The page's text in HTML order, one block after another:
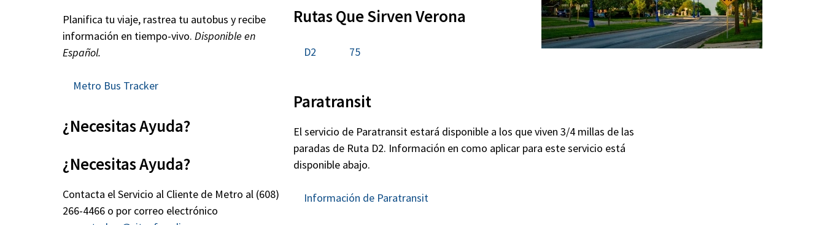
Rutas Que Sirven Verona
D2 75
Paratransit
El servicio de Paratransit estará disponible a los que viven 3/4 millas de las
paradas de Ruta D2. Información en como aplicar para este servicio está
disponible abajo.
Información de Paratransit
Planifica tu viaje, rastrea tu autobus y recibe
información en tiempo-vivo.Disponible en
Español.
Metro Bus Tracker
¿Necesitas Ayuda?
¿Necesitas Ayuda?
Contacta el Servicio al Cliente de Metro al (608)
266-4466 o por correo electrónico